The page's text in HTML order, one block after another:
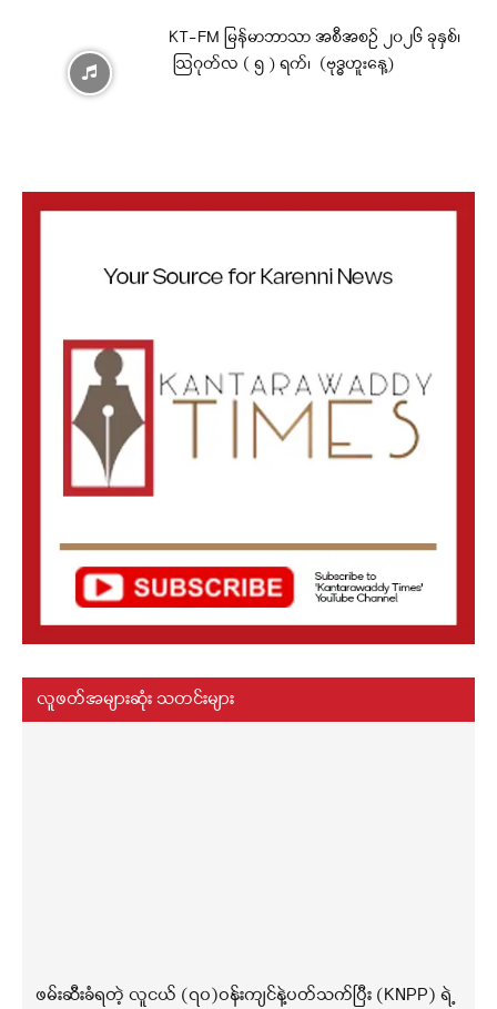
KT-FM မြန်မာဘာသာ အစီအစဉ် ၂၀၂၆ ခုနှစ်၊
ဩဂုတ်လ ( ၅ ) ရက်၊ (ဗုဒ္ဓဟူးနေ့)
လူဖတ်အများဆုံး သတင်းများ
ဖမ်းဆီးခံရတဲ့ လူငယ် (၇၀)ဝန်းကျင်နဲ့ပတ်သက်ပြီး (KNPP) ရဲ့